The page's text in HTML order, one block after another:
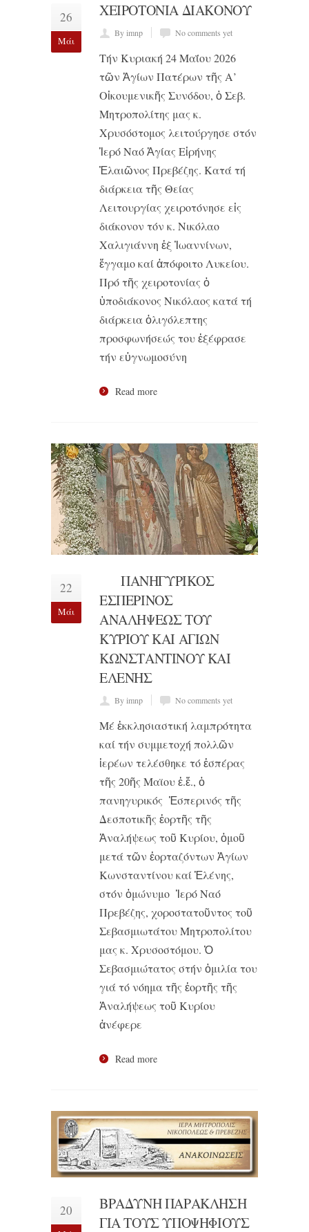
26
Μάι
ΧΕΙΡΟΤΟΝΙΑ ΔΙΑΚΟΝΟΥ
By imnp No comments yet
Τήν Κυριακή 24 Μαΐου 2026
τῶν Ἁγίων Πατέρων τῆς Α’
Οἰκουμενικῆς Συνόδου, ὁ Σεβ.
Μητροπολίτης μας κ.
Χρυσόστομος λειτούργησε στόν
Ἱερό Ναό Ἁγίας Εἰρήνης
Ἐλαιῶνος Πρεβέζης. Κατά τή
διάρκεια τῆς Θείας
Λειτουργίας χειροτόνησε εἰς
διάκονον τόν κ. Νικόλαο
Χαλιγιάννη ἐξ Ἰωαννίνων,
ἔγγαμο καί ἀπόφοιτο Λυκείου.
Πρό τῆς χειροτονίας ὁ
ὑποδιάκονος Νικόλαος κατά τή
διάρκεια ὀλιγόλεπτης
προσφωνήσεώς του ἐξέφρασε
τήν εὐγνωμοσύνη
Read more
22
Μάι
ΠΑΝΗΓΥΡΙΚΟΣ
ΕΣΠΕΡΙΝΟΣ
ΑΝΑΛΗΨΕΩΣ ΤΟΥ
ΚΥΡΙΟΥ ΚΑΙ ΑΓΙΩΝ
ΚΩΝΣΤΑΝΤΊΝΟΥ ΚΑΙ
ΕΛΕΝΗΣ
By imnp No comments yet
Μέ ἐκκλησιαστική λαμπρότητα
καί τήν συμμετοχή πολλῶν
ἱερέων τελέσθηκε τό ἑσπέρας
τῆς 20ῆς Μαϊου ἐ.ἔ., ὁ
πανηγυρικός Ἑσπερινός τῆς
Δεσποτικῆς ἑορτῆς τῆς
Ἀναλήψεως τοῦ Κυρίου, ὁμοῦ
μετά τῶν ἑορταζόντων Ἁγίων
Κωνσταντίνου καί Ἑλένης,
στόν ὁμώνυμο Ἱερό Ναό
Πρεβέζης, χοροστατοῦντος τοῦ
Σεβασμιωτάτου Μητροπολίτου
μας κ. Χρυσοστόμου. Ὁ
Σεβασμιώτατος στήν ὁμιλία του
γιά τό νόημα τῆς ἑορτῆς τῆς
Ἀναλήψεως τοῦ Κυρίου
ἀνέφερε
Read more
20
ΒΡΑΔΥΝΗ ΠΑΡΑΚΛΗΣΗ
ΓΙΑ ΤΟΥΣ ΥΠΟΨΗΦΙΟΥΣ